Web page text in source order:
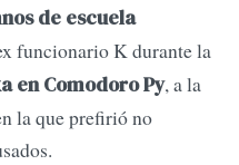
de escuela
funcionario K durante la
en Comodoro Py, a la
la que prefirió no